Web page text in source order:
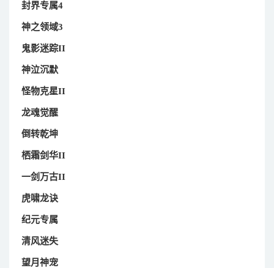
封界专属4
神之领域3
鬼影迷踪II
神泣沉默
怪物克星II
龙魂觉醒
倒转乾坤
栖霜剑华II
一剑万古II
虎啸龙诀
纪元专属
清风迷失
望月神宠